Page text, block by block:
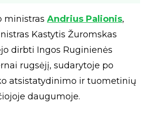
ministras Andrius Palionis,
Kastytis Žuromskas
dirbti Ingos Ruginienės
rugsėjį, sudarytoje po
atsistatydinimo ir tuometinių
daugumoje.